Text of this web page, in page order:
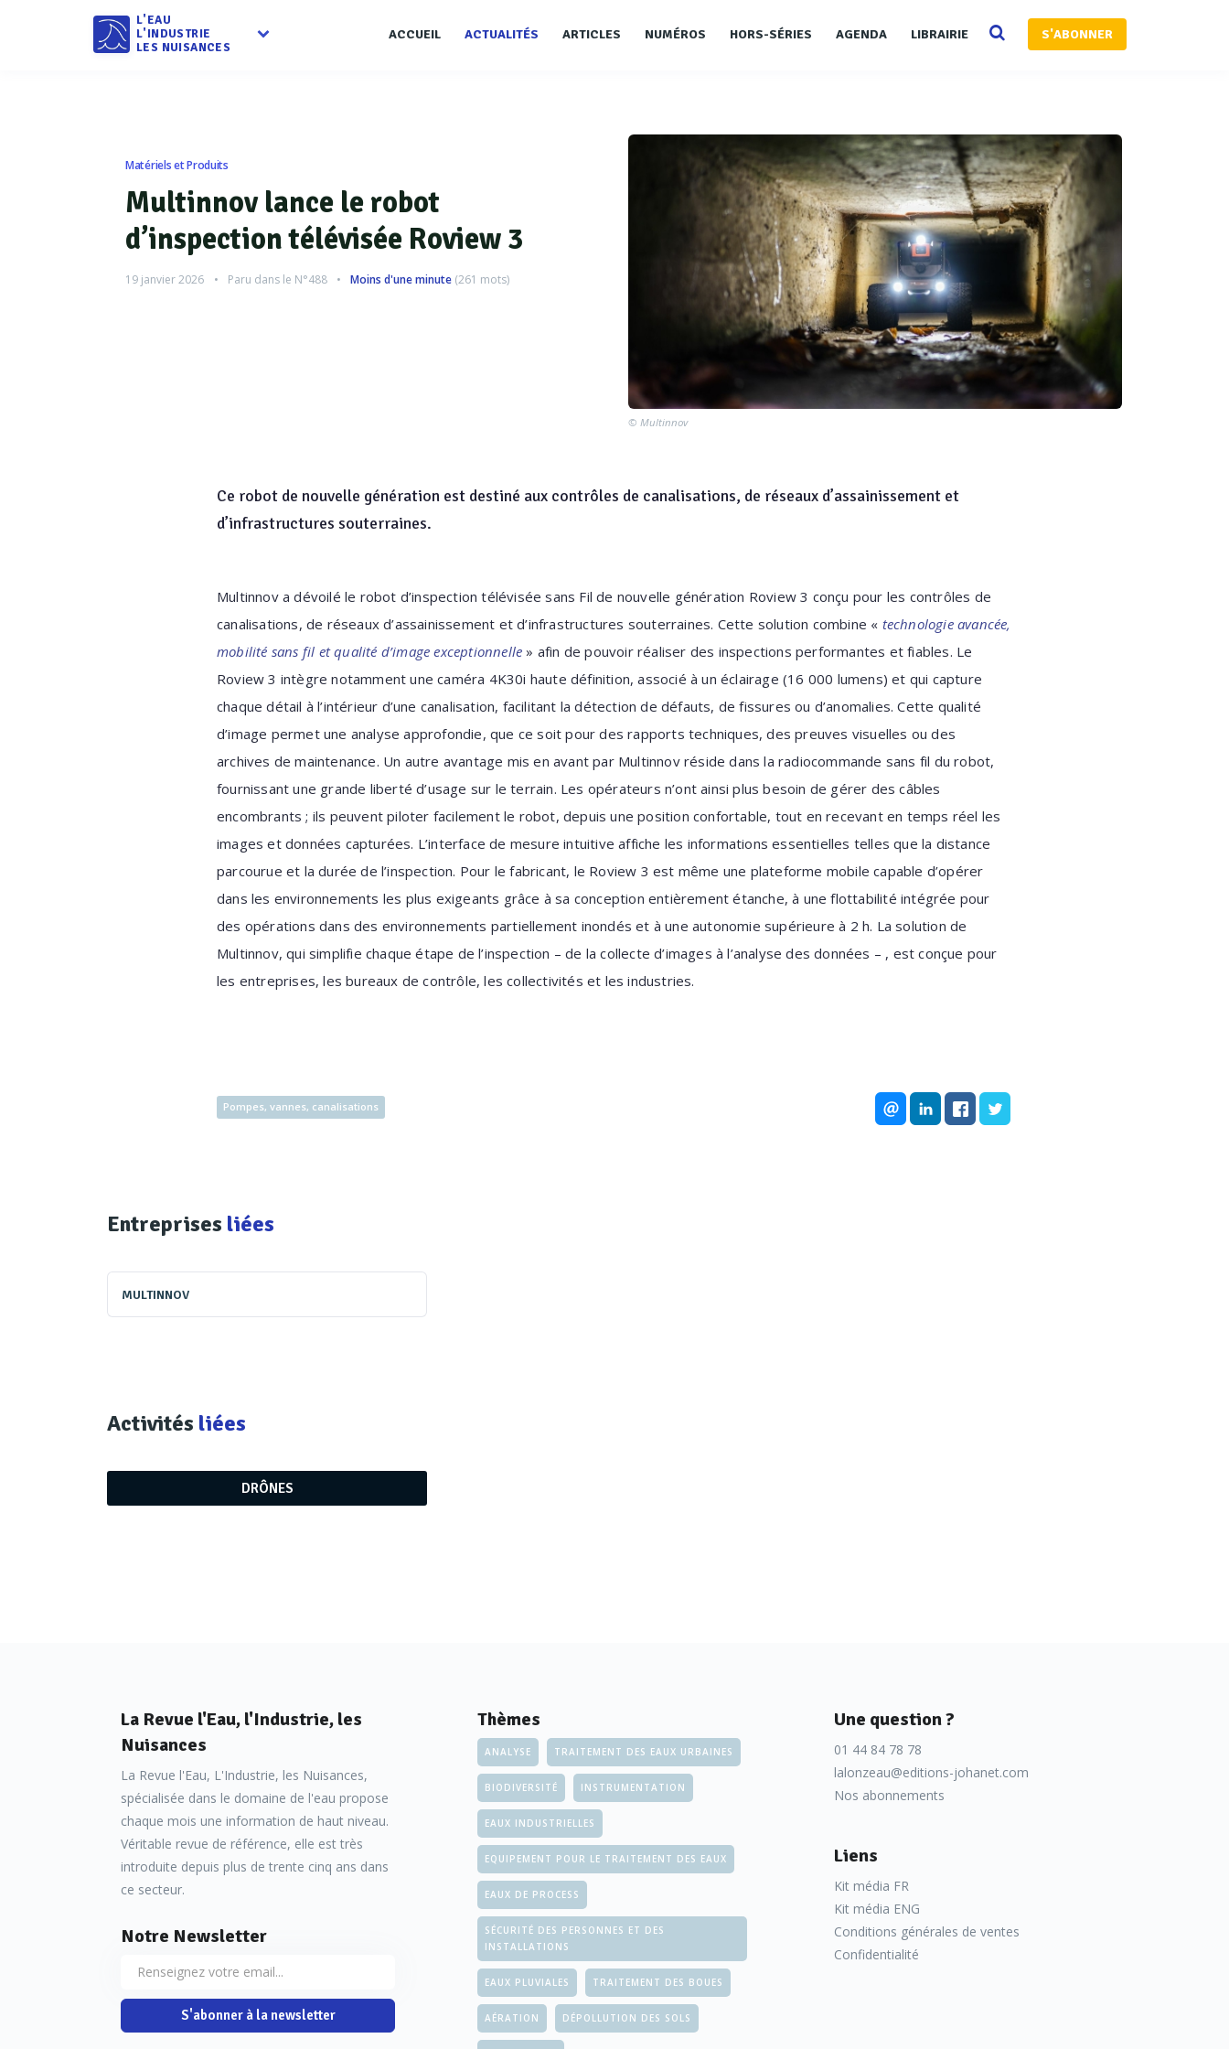
L'EAU
L'INDUSTRIE
LES NUISANCES
ACCUEIL ACTUALITÉS ARTICLES NUMÉROS HORS-SÉRIES AGENDA LIBRAIRIE S'ABONNER
Matériels et Produits
Multinnov lance le robot
d’inspection télévisée Roview 3
19 janvier 2026 Paru dans le N°488 Moins d'une minute (261 mots)
© Multinnov
Ce robot de nouvelle génération est destiné aux contrôles de canalisations, de réseaux d’assainissement et
d’infrastructures souterraines.
Multinnov a dévoilé le robot d’inspection télévisée sans Fil de nouvelle génération Roview 3 conçu pour les contrôles de
canalisations, de réseaux d’assainissement et d’infrastructures souterraines. Cette solution combine « technologie avancée,
mobilité sans fil et qualité d’image exceptionnelle » afin de pouvoir réaliser des inspections performantes et fiables. Le
Roview 3 intègre notamment une caméra 4K30i haute définition, associé à un éclairage (16 000 lumens) et qui capture
chaque détail à l’intérieur d’une canalisation, facilitant la détection de défauts, de fissures ou d’anomalies. Cette qualité
d’image permet une analyse approfondie, que ce soit pour des rapports techniques, des preuves visuelles ou des
archives de maintenance. Un autre avantage mis en avant par Multinnov réside dans la radiocommande sans fil du robot,
fournissant une grande liberté d’usage sur le terrain. Les opérateurs n’ont ainsi plus besoin de gérer des câbles
encombrants ; ils peuvent piloter facilement le robot, depuis une position confortable, tout en recevant en temps réel les
images et données capturées. L’interface de mesure intuitive affiche les informations essentielles telles que la distance
parcourue et la durée de l’inspection. Pour le fabricant, le Roview 3 est même une plateforme mobile capable d’opérer
dans les environnements les plus exigeants grâce à sa conception entièrement étanche, à une flottabilité intégrée pour
des opérations dans des environnements partiellement inondés et à une autonomie supérieure à 2 h. La solution de
Multinnov, qui simplifie chaque étape de l’inspection – de la collecte d’images à l’analyse des données – , est conçue pour
les entreprises, les bureaux de contrôle, les collectivités et les industries.
Pompes, vannes, canalisations
Entreprises liées
MULTINNOV
Activités liées
DRÔNES
La Revue l'Eau, l'Industrie, les
Nuisances
La Revue l'Eau, L'Industrie, les Nuisances,
spécialisée dans le domaine de l'eau propose
chaque mois une information de haut niveau.
Véritable revue de référence, elle est très
introduite depuis plus de trente cinq ans dans
ce secteur.
Notre Newsletter
S'abonner à la newsletter
Thèmes
ANALYSE TRAITEMENT DES EAUX URBAINES
BIODIVERSITÉ INSTRUMENTATION
EAUX INDUSTRIELLES
EQUIPEMENT POUR LE TRAITEMENT DES EAUX
EAUX DE PROCESS
SÉCURITÉ DES PERSONNES ET DES
INSTALLATIONS
EAUX PLUVIALES TRAITEMENT DES BOUES
AÉRATION DÉPOLLUTION DES SOLS
Une question ?
01 44 84 78 78
lalonzeau@editions-johanet.com
Nos abonnements
Liens
Kit média FR
Kit média ENG
Conditions générales de ventes
Confidentialité